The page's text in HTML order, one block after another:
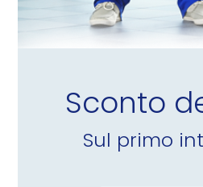
Sconto
Sul primo